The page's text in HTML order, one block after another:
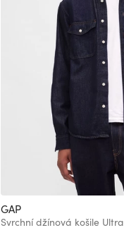
GAP
Svrchní džínová košile